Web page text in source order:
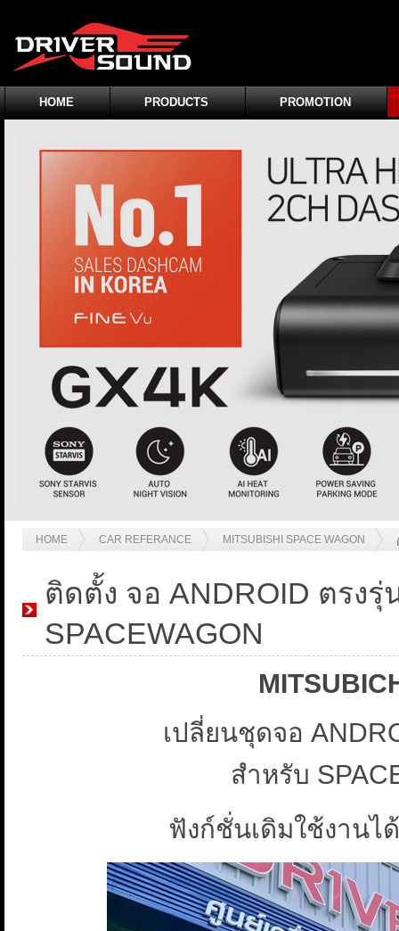
HOME PRODUCTS PROMOTION
HOME CAR REFERANCE MITSUBISHI SPACE WAGON
ติดตั้ง จอ ANDROID ตรง
SPACEWAGON
เปลี่ยนชุดจอ
สำหรับ
ฟังก์ชั่นเดิมใช้งาน